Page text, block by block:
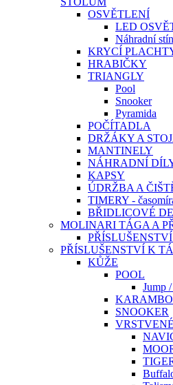
OSVĚTLENÍ
LED
Náhradní
KRYCÍ
HRABIČKY
TRIANGLY
Pool
Snooker
Pyramida
POČÍTADLA
DRŽÁKY A
MANTINELY
NÁHRADNÍ
KAPSY
ÚDRŽBA A
TIMERY -
BŘIDLICOVÉ
MOLINARI TÁGA A
PŘÍSLUŠENSTVÍ K
KŮŽE
POOL
Jump
SNOOKER
VRSTVENÉ